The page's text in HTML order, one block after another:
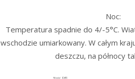
Noc:
Temperatura spadnie do 4/-5°C.
wschodzie umiarkowany. W całym
deszczu, na północy